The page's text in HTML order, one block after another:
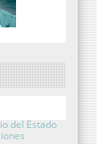
del Estado